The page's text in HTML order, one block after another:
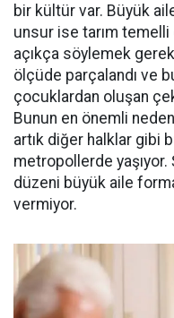
bir kültür var. Büyük
unsur ise tarım
açıkça söylemek
ölçüde parçalandı ve
çocuklardan oluşan
Bunun en önemli
artık diğer halklar gibi
metropollerde yaşıyor.
düzeni büyük aile
vermiyor.